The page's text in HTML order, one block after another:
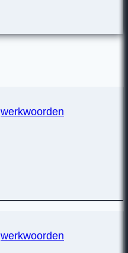
werkwoorden
werkwoorden